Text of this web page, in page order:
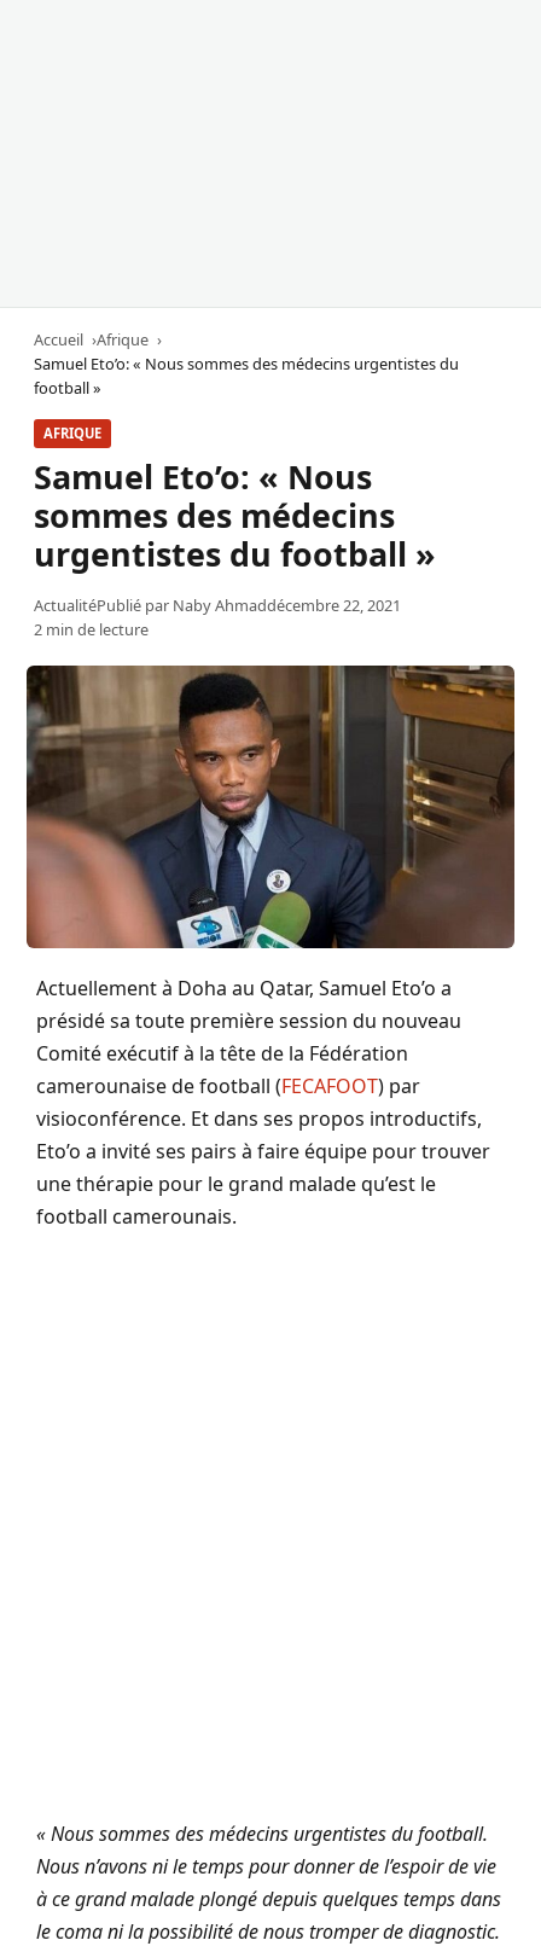
Accueil
Afrique
Samuel Eto’o: « Nous sommes des médecins urgentistes du
football »
AFRIQUE
Samuel Eto’o: « Nous
sommes des médecins
urgentistes du football »
ActualitéPublié par Naby Ahmaddécembre 22, 2021
2 min de lecture
Actuellement à Doha au Qatar, Samuel Eto’o a
présidé sa toute première session du nouveau
Comité exécutif à la tête de la Fédération
camerounaise de football (FECAFOOT) par
visioconférence. Et dans ses propos introductifs,
Eto’o a invité ses pairs à faire équipe pour trouver
une thérapie pour le grand malade qu’est le
football camerounais.
« Nous sommes des médecins urgentistes du football.
Nous n’avons ni le temps pour donner de l’espoir de vie
à ce grand malade plongé depuis quelques temps dans
le coma ni la possibilité de nous tromper de diagnostic.